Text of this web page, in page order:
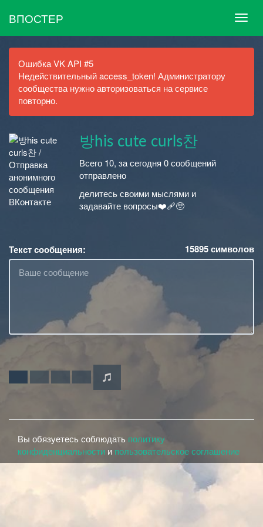
ВПОСТЕР
Ошибка VK API #5
Недействительный access_token! Администратору
сообщества нужно авторизоваться на сервисе
повторно.
방his cute curls찬
Всего 10, за сегодня 0 сообщений
отправлено
делитесь своими мыслями и
задавайте вопросы❤️‍🩹🥺
Текст сообщения: 15895символов
Вы обязуетесь соблюдать политику
конфиденциальности и пользовательское соглашение